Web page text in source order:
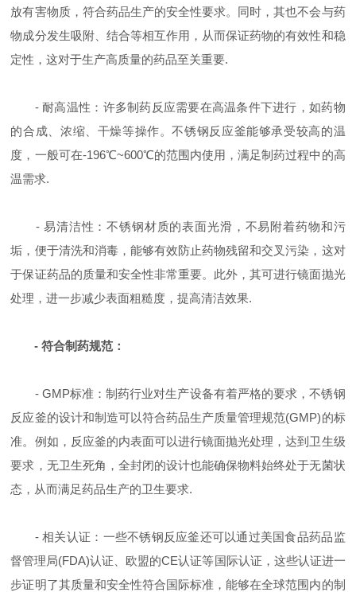
放有害物质，符合药品生产的安全性要求。同时，其也不会与药
物成分发生吸附、结合等相互作用，从而保证药物的有效性和稳
定性，这对于生产高质量的药品至关重要.
- 耐高温性：许多制药反应需要在高温条件下进行，如药物
的合成、浓缩、干燥等操作。不锈钢反应釜能够承受较高的温
度，一般可在-196℃~600℃的范围内使用，满足制药过程中的高
温需求.
- 易清洁性：不锈钢材质的表面光滑，不易附着药物和污
垢，便于清洗和消毒，能够有效防止药物残留和交叉污染，这对
于保证药品的质量和安全性非常重要。此外，其可进行镜面抛光
处理，进一步减少表面粗糙度，提高清洁效果.
- 符合制药规范：
- GMP标准：制药行业对生产设备有着严格的要求，不锈钢
反应釜的设计和制造可以符合药品生产质量管理规范(GMP)的标
准。例如，反应釜的内表面可以进行镜面抛光处理，达到卫生级
要求，无卫生死角，全封闭的设计也能确保物料始终处于无菌状
态，从而满足药品生产的卫生要求.
- 相关认证：一些不锈钢反应釜还可以通过美国食品药品监
督管理局(FDA)认证、欧盟的CE认证等国际认证，这些认证进一
步证明了其质量和安全性符合国际标准，能够在全球范围内的制